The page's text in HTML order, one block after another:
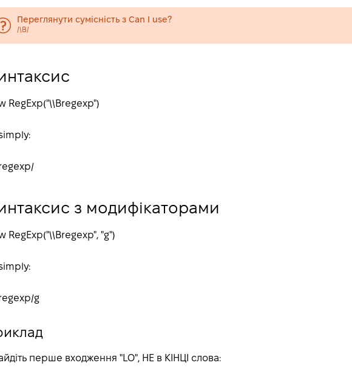
Переглянути сумісність з Can I use?
/\B/
RegExp("\\Bregexp")
/
з модифікаторами
RegExp("\\Bregexp", "g")
/g
перше входження "LO", НЕ в КІНЦІ слова: